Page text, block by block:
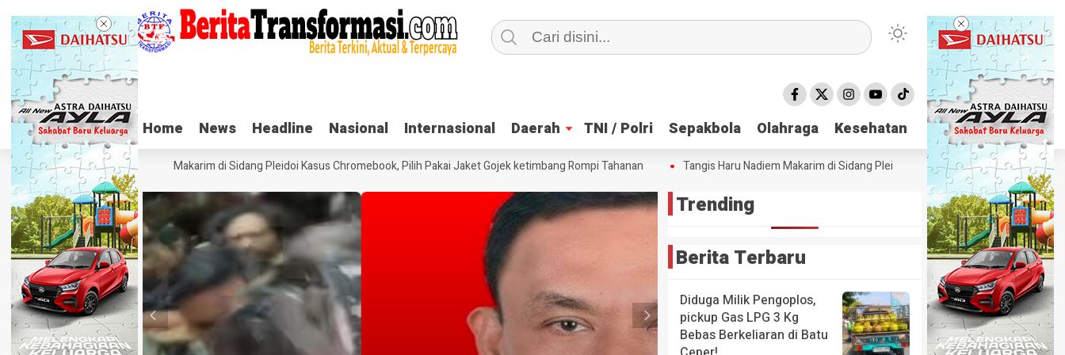
Home News Headline Nasional Internasional Daerah TNI / Polri Sepakbola Olahraga Kesehatan
Home News Headline Nasional Internasional Daerah TNI / Polri Sepakbola Olahraga Kesehatan
Tangis Haru Nadiem Makarim di Sidang Pleidoi Kasus Chromebook, Pilih Pakai Jaket Gojek ketimbang Rompi Tahanan Tangis Haru Nadiem Makarim di Sidang Pleidoi Kasus Chromebook, Pilih Pakai
Trending
Berita Terbaru
Diduga Milik Pengoplos,
pickup Gas LPG 3 Kg
Bebas Berkeliaran di Batu